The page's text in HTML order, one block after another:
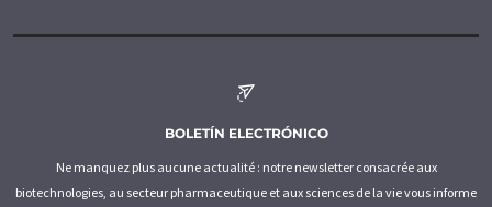
BOLETÍN ELECTRÓNICO
Ne manquez plus aucune actualité : notre newsletter consacrée aux
biotechnologies, au secteur pharmaceutique et aux sciences de la vie vous informe